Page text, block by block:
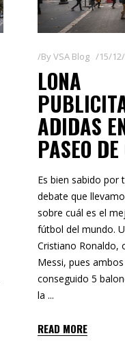
ByVSA Blog 15/
LONA
ADIDAS
PASEO
Es bien sabido por
debate que
sobre cuál es el
fútbol del mundo.
Cristiano Ronaldo,
Messi, pues
conseguido 5
la
READ MORE